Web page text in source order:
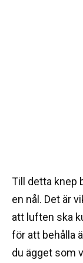
Till detta knep
en nål. Det är
att luften ska
för att behålla
du ägget som